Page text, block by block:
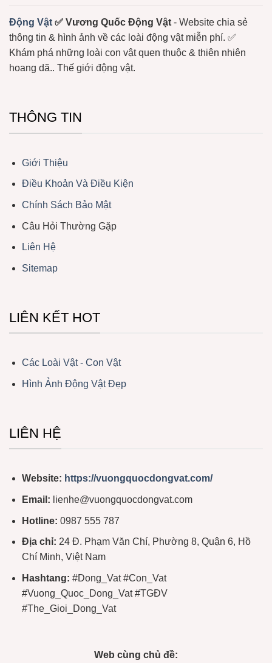
Động Vật ✅ Vương Quốc Động Vật - Website chia sẻ
thông tin & hình ảnh về các loài động vật miễn phí. ✅
Khám phá những loài con vật quen thuộc & thiên nhiên
hoang dã.. Thế giới động vật.
THÔNG TIN
Giới Thiệu
Điều Khoản Và Điều Kiện
Chính Sách Bảo Mật
Câu Hỏi Thường Gặp
Liên Hệ
Sitemap
LIÊN KẾT HOT
Các Loài Vật - Con Vật
Hình Ảnh Động Vật Đẹp
LIÊN HỆ
Website: https://vuongquocdongvat.com/
Email: lienhe@vuongquocdongvat.com
Hotline: 0987 555 787
Địa chỉ: 24 Đ. Phạm Văn Chí, Phường 8, Quận 6, Hồ
Chí Minh, Việt Nam
Hashtang: #Dong_Vat #Con_Vat
#Vuong_Quoc_Dong_Vat #TGĐV
#The_Gioi_Dong_Vat
Web cùng chủ đề: